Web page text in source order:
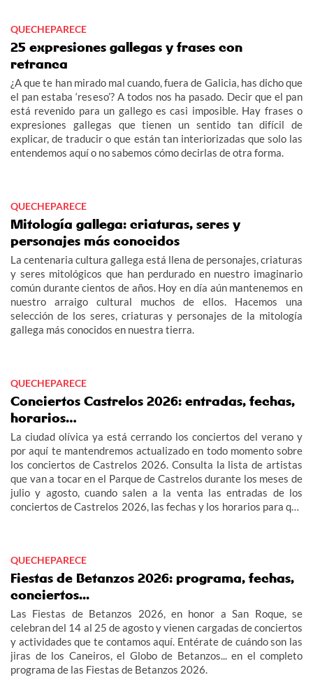
QUECHEPARECE
25 expresiones gallegas y frases con
retranca
¿A que te han mirado mal cuando, fuera de Galicia, has dicho que
el pan estaba ‘reseso’? A todos nos ha pasado. Decir que el pan
está revenido para un gallego es casi imposible. Hay frases o
expresiones gallegas que tienen un sentido tan difícil de
explicar, de traducir o que están tan interiorizadas que solo las
entendemos aquí o no sabemos cómo decirlas de otra forma.
QUECHEPARECE
Mitología gallega: criaturas, seres y
personajes más conocidos
La centenaria cultura gallega está llena de personajes, criaturas
y seres mitológicos que han perdurado en nuestro imaginario
común durante cientos de años. Hoy en día aún mantenemos en
nuestro arraigo cultural muchos de ellos. Hacemos una
selección de los seres, criaturas y personajes de la mitología
gallega más conocidos en nuestra tierra.
QUECHEPARECE
Conciertos Castrelos 2026: entradas, fechas,
horarios…
La ciudad olívica ya está cerrando los conciertos del verano y
por aquí te mantendremos actualizado en todo momento sobre
los conciertos de Castrelos 2026. Consulta la lista de artistas
que van a tocar en el Parque de Castrelos durante los meses de
julio y agosto, cuando salen a la venta las entradas de los
conciertos de Castrelos 2026, las fechas y los horarios para que
QUECHEPARECE
Fiestas de Betanzos 2026: programa, fechas,
conciertos...
Las Fiestas de Betanzos 2026, en honor a San Roque, se
celebran del 14 al 25 de agosto y vienen cargadas de conciertos
y actividades que te contamos aquí. Entérate de cuándo son las
jiras de los Caneiros, el Globo de Betanzos... en el completo
programa de las Fiestas de Betanzos 2026.